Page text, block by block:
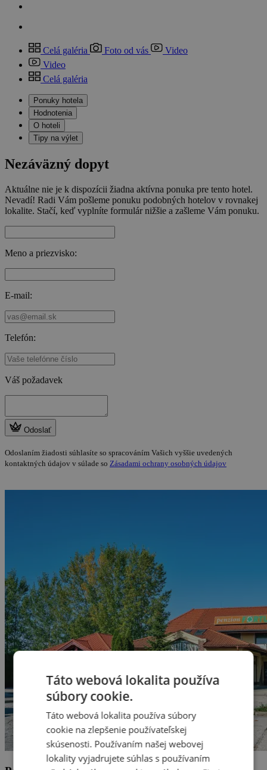
Celá galéria Foto od vás
Video
Video
Celá galéria
Ponuky hotela
Hodnotenia
O hoteli
Tipy na výlet
Nezáväzný dopyt
Aktuálne nie je k dispozícii žiadna aktívna ponuka pre tento hotel.
Nevadí! Radi Vám pošleme ponuku podobných hotelov v rovnakej
lokalite. Stačí, keď vyplníte formulár nižšie a zašleme Vám ponuku.
Meno a priezvisko:
E-mail:
Telefón:
Váš požadavek
Odoslať
Odoslaním žiadosti súhlasíte so spracováním Vašich vyššie uvedených
kontaktných údajov v súlade so Zásadami ochrany osobných údajov
Táto webová lokalita používa
súbory cookie.
Táto webová lokalita používa súbory
cookie na zlepšenie používateľskej
skúsenosti. Používaním našej webovej
lokality vyjadrujete súhlas s používaním